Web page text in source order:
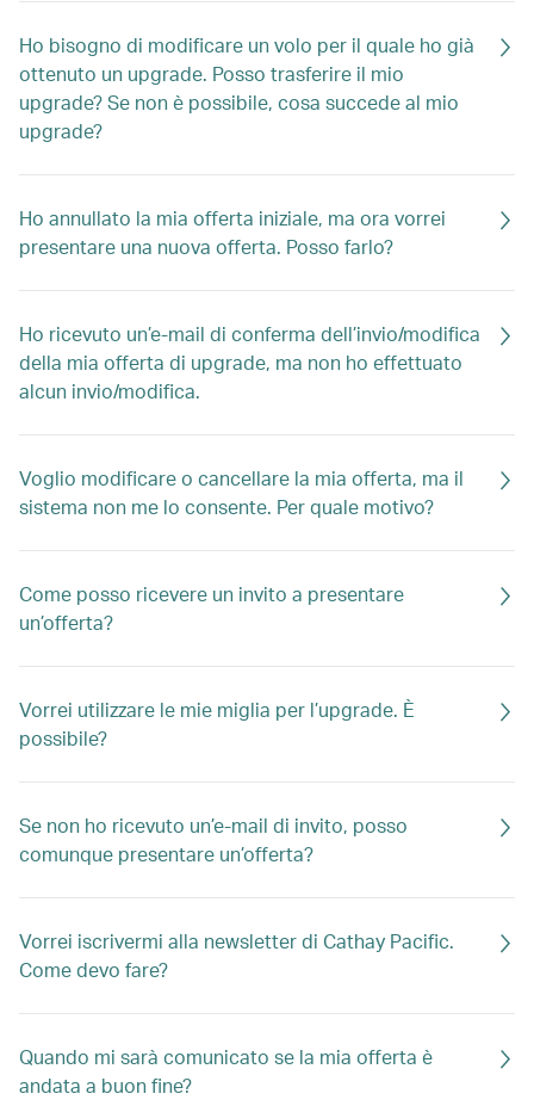
Ho bisogno di modificare un volo per il quale ho già
ottenuto un upgrade. Posso trasferire il mio
upgrade? Se non è possibile, cosa succede al mio
upgrade?
Ho annullato la mia offerta iniziale, ma ora vorrei
presentare una nuova offerta. Posso farlo?
Ho ricevuto un’e-mail di conferma dell’invio/modifica
della mia offerta di upgrade, ma non ho effettuato
alcun invio/modifica.
Voglio modificare o cancellare la mia offerta, ma il
sistema non me lo consente. Per quale motivo?
Come posso ricevere un invito a presentare
un’offerta?
Vorrei utilizzare le mie miglia per l’upgrade. È
possibile?
Se non ho ricevuto un’e-mail di invito, posso
comunque presentare un’offerta?
Vorrei iscrivermi alla newsletter di Cathay Pacific.
Come devo fare?
Quando mi sarà comunicato se la mia offerta è
andata a buon fine?